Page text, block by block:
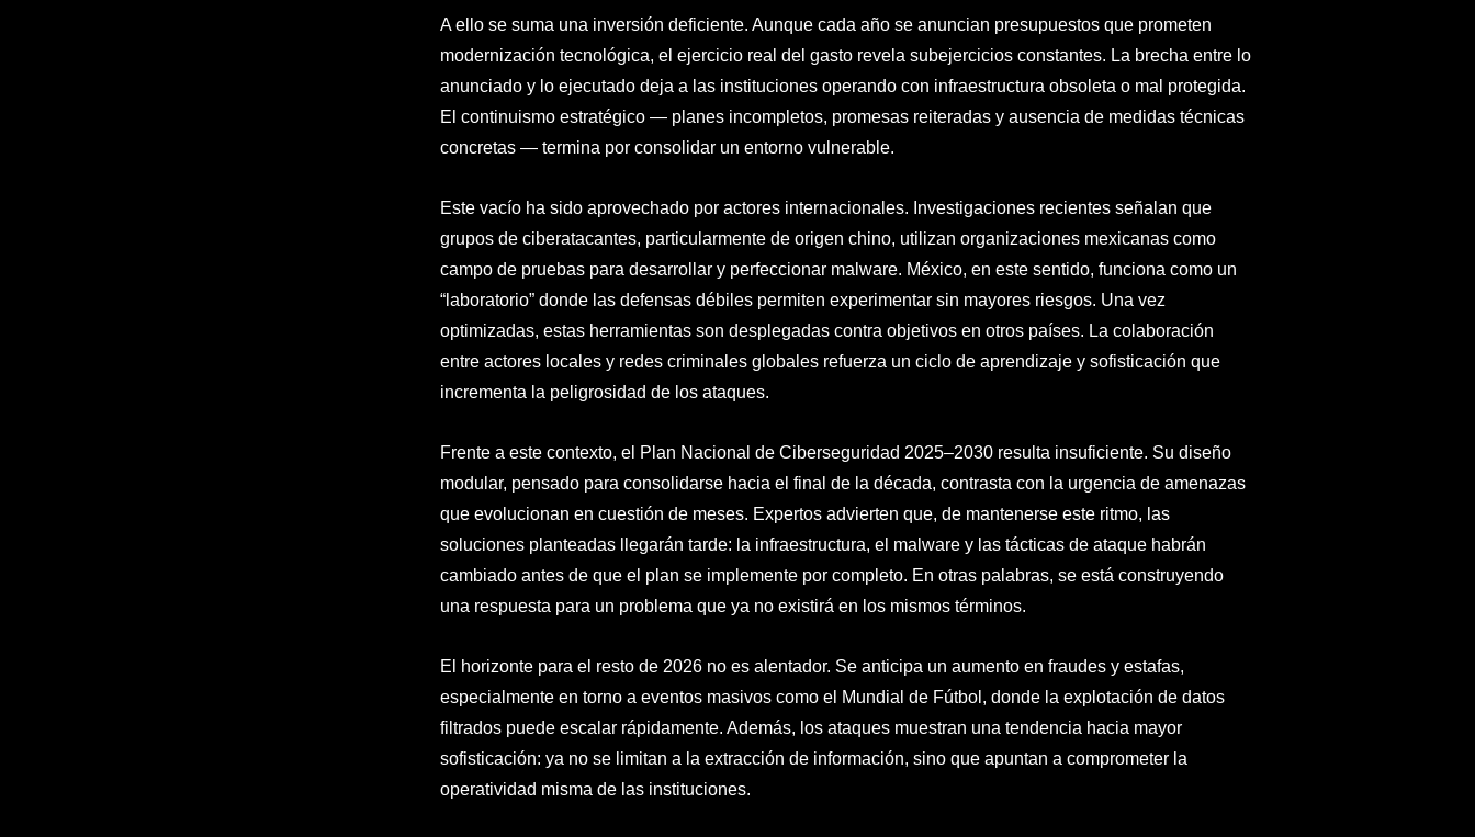
A ello se suma una inversión deficiente. Aunque cada año se anuncian presupuestos que prometen
modernización tecnológica, el ejercicio real del gasto revela subejercicios constantes. La brecha entre lo
anunciado y lo ejecutado deja a las instituciones operando con infraestructura obsoleta o mal protegida.
El continuismo estratégico — planes incompletos, promesas reiteradas y ausencia de medidas técnicas
concretas — termina por consolidar un entorno vulnerable.
Este vacío ha sido aprovechado por actores internacionales. Investigaciones recientes señalan que
grupos de ciberatacantes, particularmente de origen chino, utilizan organizaciones mexicanas como
campo de pruebas para desarrollar y perfeccionar malware. México, en este sentido, funciona como un
“laboratorio” donde las defensas débiles permiten experimentar sin mayores riesgos. Una vez
optimizadas, estas herramientas son desplegadas contra objetivos en otros países. La colaboración
entre actores locales y redes criminales globales refuerza un ciclo de aprendizaje y sofisticación que
incrementa la peligrosidad de los ataques.
Frente a este contexto, el Plan Nacional de Ciberseguridad 2025–2030 resulta insuficiente. Su diseño
modular, pensado para consolidarse hacia el final de la década, contrasta con la urgencia de amenazas
que evolucionan en cuestión de meses. Expertos advierten que, de mantenerse este ritmo, las
soluciones planteadas llegarán tarde: la infraestructura, el malware y las tácticas de ataque habrán
cambiado antes de que el plan se implemente por completo. En otras palabras, se está construyendo
una respuesta para un problema que ya no existirá en los mismos términos.
El horizonte para el resto de 2026 no es alentador. Se anticipa un aumento en fraudes y estafas,
especialmente en torno a eventos masivos como el Mundial de Fútbol, donde la explotación de datos
filtrados puede escalar rápidamente. Además, los ataques muestran una tendencia hacia mayor
sofisticación: ya no se limitan a la extracción de información, sino que apuntan a comprometer la
operatividad misma de las instituciones.